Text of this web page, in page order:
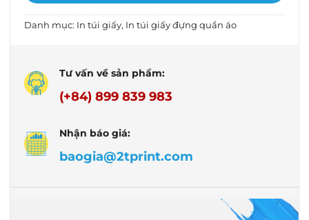
Danh mục: In túi giấy, In túi giấy đựng quần áo
Tư vấn về sản phẩm:
(+84) 899 839 983
Nhận báo giá:
baogia@2tprint.com